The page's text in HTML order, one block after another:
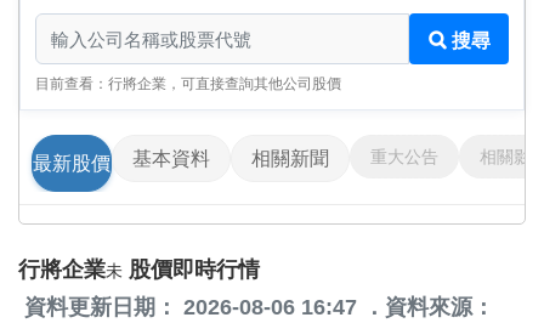
搜尋
目前查看：行將企業，可直接查詢其他公司股價
最新股價 基本資料 相關新聞 重大公告 相關影
行將企業未 股價即時行情
資料更新日期： 2026-08-06 16:47 ．資料來源：